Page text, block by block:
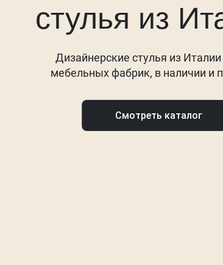
стулья из
Дизайнерские стулья из
мебельных фабрик, в наличии и
Смотреть каталог